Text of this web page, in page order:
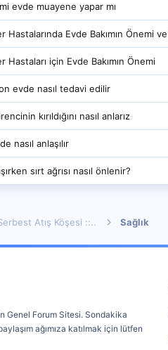
evde muayene yapar mı
Hastalarında Evde Bakımın Önemi
Hastaları için Evde Bakımın Önemi
evde nasıl tedavi edilir
kırıldığını nasıl anlarız
nasıl anlaşılır
sırt ağrısı nasıl önlenir?
Atış Köşesi ::.. Sağlık
Genel Forum Sitesi. Sondakika
ağımıza katılmak için lütfen